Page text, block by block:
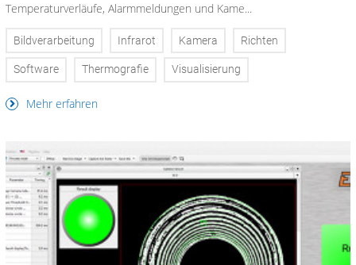
Temperaturverläufe, Alarmmeldungen und Kame...
Bildverarbeitung Infrarot Kamera Richten
Software Thermografie Visualisierung
Mehr erfahren